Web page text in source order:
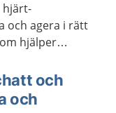
hjärt-
och agera i rätt
hjälper
och
och